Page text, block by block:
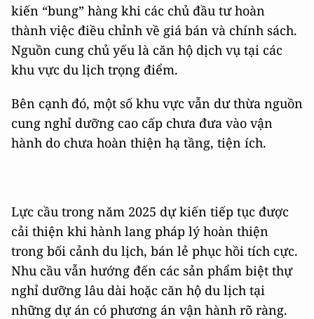
kiến “bung” hàng khi các chủ đầu tư hoàn
thành việc điều chỉnh về giá bán và chính sách.
Nguồn cung chủ yếu là căn hộ dịch vụ tại các
khu vực du lịch trọng điểm.
Bên cạnh đó, một số khu vực vẫn dư thừa nguồn
cung nghỉ dưỡng cao cấp chưa đưa vào vận
hành do chưa hoàn thiện hạ tầng, tiện ích.
Lực cầu trong năm 2025 dự kiến tiếp tục được
cải thiện khi hành lang pháp lý hoàn thiện
trong bối cảnh du lịch, bán lẻ phục hồi tích cực.
Nhu cầu vẫn hướng đến các sản phẩm biệt thự
nghỉ dưỡng lâu dài hoặc căn hộ du lịch tại
những dự án có phương án vận hành rõ ràng.